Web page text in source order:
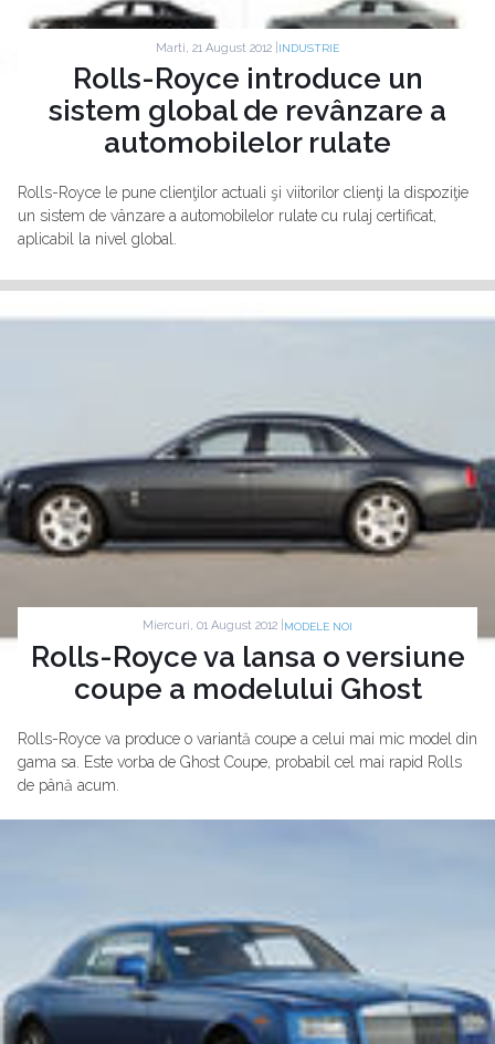
Marti, 21 August 2012 | INDUSTRIE
Rolls-Royce introduce un
sistem global de revânzare a
automobilelor rulate
Rolls-Royce le pune clienţilor actuali şi viitorilor clienţi la dispoziţie
un sistem de vânzare a automobilelor rulate cu rulaj certificat,
aplicabil la nivel global.
Miercuri, 01 August 2012 | MODELE NOI
Rolls-Royce va lansa o versiune
coupe a modelului Ghost
Rolls-Royce va produce o variantă coupe a celui mai mic model din
gama sa. Este vorba de Ghost Coupe, probabil cel mai rapid Rolls
de până acum.